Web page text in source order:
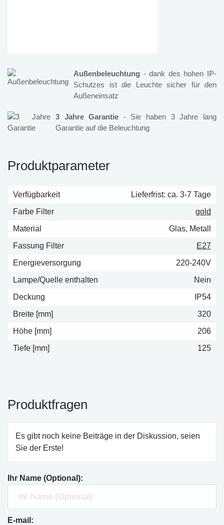
Außenbeleuchtung - dank des hohen IP-
Schutzes ist die Leuchte sicher für den
Außeneinsatz
3 Jahre Garantie - Sie haben 3 Jahre lang
Garantie auf die Beleuchtung
Produktparameter
Verfügbarkeit
Lieferfrist: ca. 3-7 Tage
Farbe Filter
gold
Material
Glas, Metall
Fassung Filter
E27
Energieversorgung
220-240V
Lampe/Quelle enthalten
Nein
Deckung
IP54
Breite [mm]
320
Höhe [mm]
206
Tiefe [mm]
125
Produktfragen
Es gibt noch keine Beiträge in der Diskussion, seien
Sie der Erste!
Ihr Name (Optional):
E-mail: